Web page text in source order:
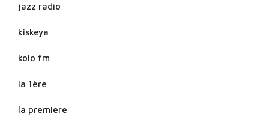
jazz radio
kiskeya
kolo fm
la 1ère
la premiere